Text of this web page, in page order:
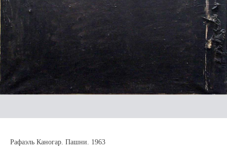
Рафаэль Каногар. Пашни. 1963